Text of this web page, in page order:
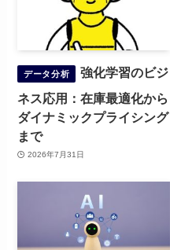
データ分析
強化学習のビジ
ネス応用：在庫最適化から
ダイナミックプライシング
まで
2026年7月31日